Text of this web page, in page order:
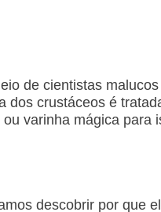
de cientistas
crustáceos é
varinha mágica para
descobrir por que